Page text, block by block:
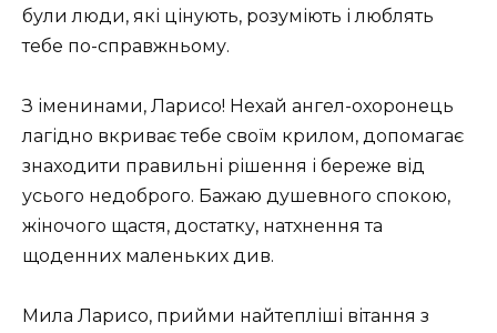
були люди, які цінують, розуміють і люблять
тебе по-справжньому.
З іменинами, Ларисо! Нехай ангел-охоронець
лагідно вкриває тебе своїм крилом, допомагає
знаходити правильні рішення і береже від
усього недоброго. Бажаю душевного спокою,
жіночого щастя, достатку, натхнення та
щоденних маленьких див.
Мила Ларисо, прийми найтепліші вітання з